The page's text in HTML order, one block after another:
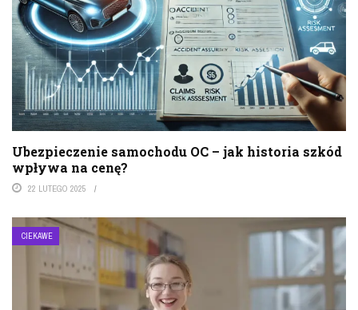
Ubezpieczenie samochodu OC – jak historia szkód
wpływa na cenę?
22 LUTEGO 2025
CIEKAWE